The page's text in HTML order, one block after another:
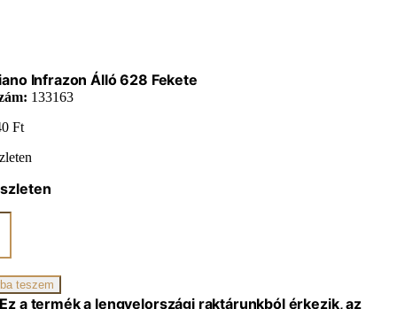
Infrazon Álló 628 Fekete
133163
Ft
teszem
Ez a termék a lengyelországi raktárunkból érkezik, az